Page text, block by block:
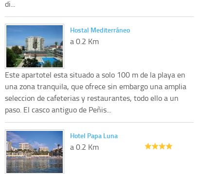
di...
Hostal Mediterráneo
a 0.2 Km
Este apartotel esta situado a solo 100 m de la playa en
una zona tranquila, que ofrece sin embargo una amplia
seleccion de cafeterias y restaurantes, todo ello a un
paso. El casco antiguo de Peñis...
Hotel Papa Luna
a 0.2 Km